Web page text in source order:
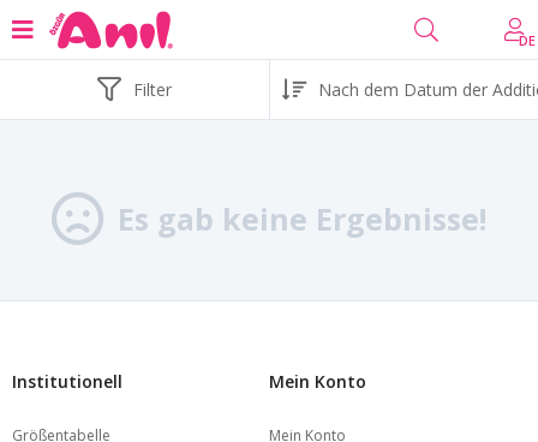
DE
Filter
Es gab keine Ergebnisse!
Institutionell
Größentabelle
Mein Konto
Mein Konto